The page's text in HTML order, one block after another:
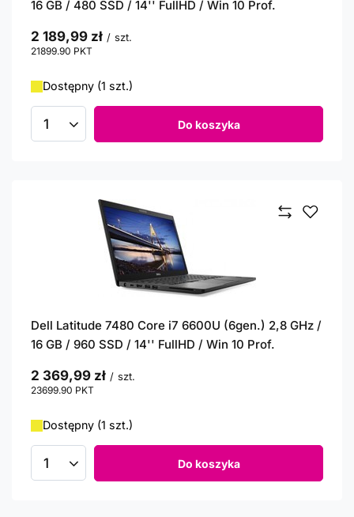
16 GB / 480 SSD / 14'' FullHD / Win 10 Prof.
2 189,99 zł / szt.
21899.90 PKT
Dostępny (1 szt.)
Ilość produktów Do koszyka
Dell Latitude 7480 Core i7 6600U (6gen.) 2,8 GHz /
16 GB / 960 SSD / 14'' FullHD / Win 10 Prof.
2 369,99 zł / szt.
23699.90 PKT
Dostępny (1 szt.)
Ilość produktów Do koszyka